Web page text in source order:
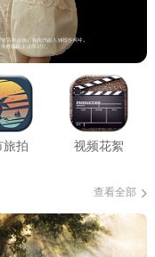
旅拍 视频花絮
查看全部